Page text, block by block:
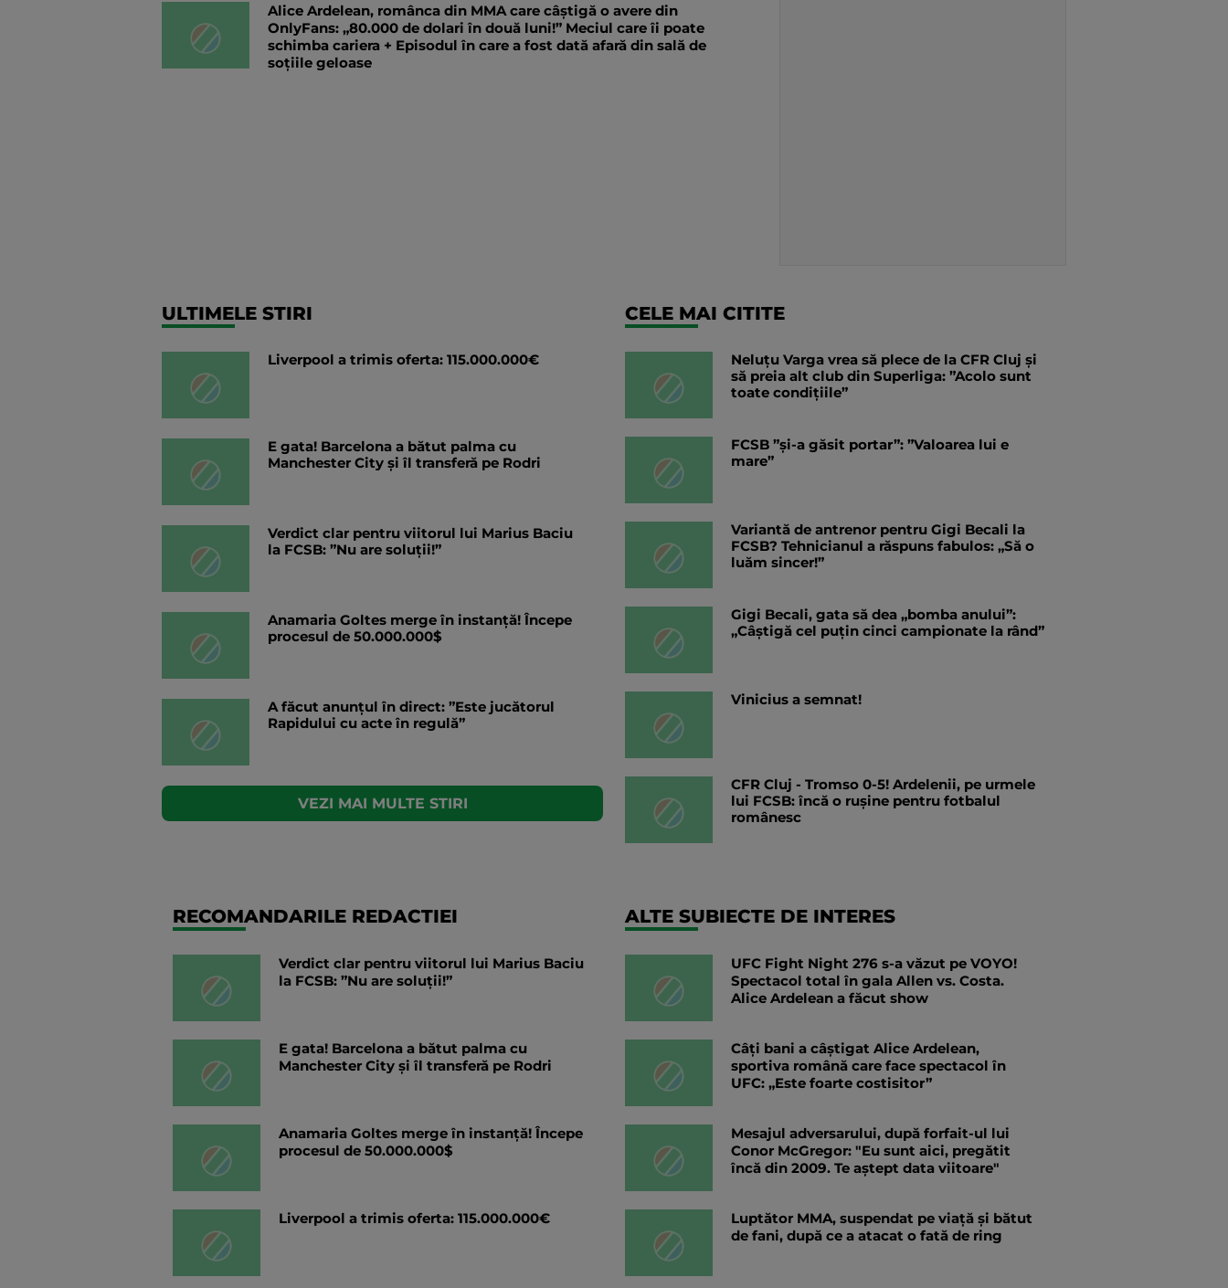
Alice Ardelean, românca din MMA care câștigă o avere din
OnlyFans: „80.000 de dolari în două luni!” Meciul care îi poate
schimba cariera + Episodul în care a fost dată afară din sală de
soțiile geloase
ULTIMELE STIRI
Liverpool a trimis oferta: 115.000.000€
E gata! Barcelona a bătut palma cu
Manchester City și îl transferă pe Rodri
Verdict clar pentru viitorul lui Marius Baciu
la FCSB: ”Nu are soluții!”
Anamaria Goltes merge în instanță! Începe
procesul de 50.000.000$
A făcut anunțul în direct: ”Este jucătorul
Rapidului cu acte în regulă”
VEZI MAI MULTE STIRI
CELE MAI CITITE
Neluțu Varga vrea să plece de la CFR Cluj și
să preia alt club din Superliga: ”Acolo sunt
toate condițiile”
FCSB ”și-a găsit portar”: ”Valoarea lui e
mare”
Variantă de antrenor pentru Gigi Becali la
FCSB? Tehnicianul a răspuns fabulos: „Să o
luăm sincer!”
Gigi Becali, gata să dea „bomba anului”:
„Câștigă cel puțin cinci campionate la rând”
Vinicius a semnat!
CFR Cluj - Tromso 0-5! Ardelenii, pe urmele
lui FCSB: încă o rușine pentru fotbalul
românesc
RECOMANDARILE REDACTIEI
Verdict clar pentru viitorul lui Marius Baciu
la FCSB: ”Nu are soluții!”
E gata! Barcelona a bătut palma cu
Manchester City și îl transferă pe Rodri
Anamaria Goltes merge în instanță! Începe
procesul de 50.000.000$
Liverpool a trimis oferta: 115.000.000€
ALTE SUBIECTE DE INTERES
UFC Fight Night 276 s-a văzut pe VOYO!
Spectacol total în gala Allen vs. Costa.
Alice Ardelean a făcut show
Câți bani a câștigat Alice Ardelean,
sportiva română care face spectacol în
UFC: „Este foarte costisitor”
Mesajul adversarului, după forfait-ul lui
Conor McGregor: "Eu sunt aici, pregătit
încă din 2009. Te aștept data viitoare"
Luptător MMA, suspendat pe viață și bătut
de fani, după ce a atacat o fată de ring